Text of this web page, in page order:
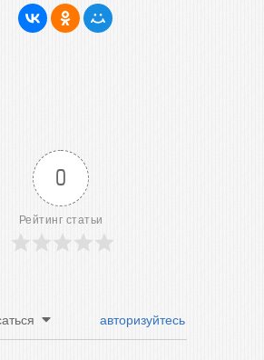
0
Рейтинг статьи
авторизуйтесь